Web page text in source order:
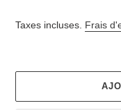
Taxes incluses. Frais